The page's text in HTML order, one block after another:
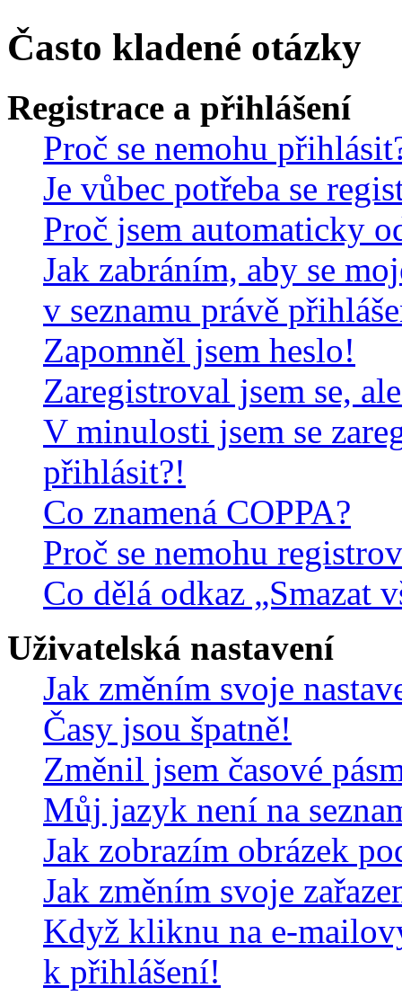
Často kladené otázky
Registrace a přihlášení
Proč se nemohu
Je vůbec potřeba se
Proč jsem automaticky
Jak zabráním, aby se
v seznamu právě
Zapomněl jsem heslo!
Zaregistroval jsem se,
V minulosti jsem se
přihlásit?!
Co znamená COPPA?
Proč se nemohu
Co dělá odkaz „Smazat
Uživatelská nastavení
Jak změním svoje
Časy jsou špatně!
Změnil jsem časové
Můj jazyk není na
Jak zobrazím obrázek
Jak změním svoje
Když kliknu na e-
k přihlášení!